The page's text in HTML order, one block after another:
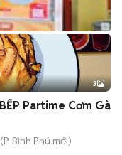
3
[Q.6]TUYỂN NAM PHỤC VỤ/PHỤC BẾP Partime Cơm Gà
(P. Bình Phú mới)